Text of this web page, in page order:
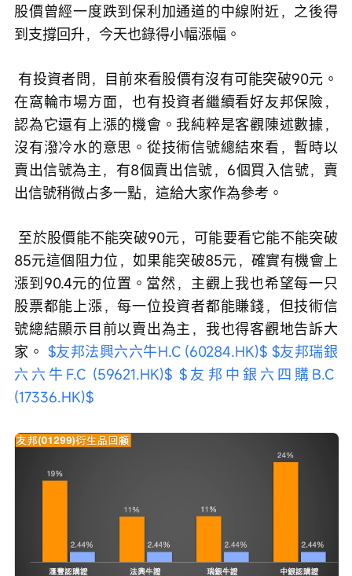
股價曾經一度跌到保利加通道的中線附近，之後得
到支撐回升，今天也錄得小幅漲幅。
在窩輪市場方面，也有投資者繼續看好友邦保險，
認為它還有上漲的機會。我純粹是客觀陳述數據，
沒有潑冷水的意思。從技術信號總結來看，暫時以
賣出信號為主，有8個賣出信號，6個買入信號，賣
出信號稍微占多一點，這給大家作為參考。
85元這個阻力位，如果能突破85元，確實有機會上
漲到90.4元的位置。當然，主觀上我也希望每一只
股票都能上漲，每一位投資者都能賺錢，但技術信
號總結顯示目前以賣出為主，我也得客觀地告訴大
家。 $友邦法興六六牛H.C (60284.HK)$ $友邦瑞銀
六六牛F.C (59621.HK)$ $友邦中銀六四購B.C
(17336.HK)$